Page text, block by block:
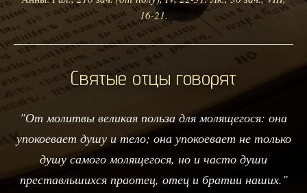
16-21.
Святые отцы говорят
"От молитвы великая польза для молящегося: она
упокоевает душу и тело; она упокоевает не только
душу самого молящегося, но и часто души
преставльшихся праотец, отец и братии наших."